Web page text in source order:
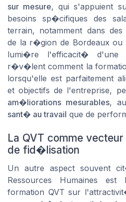
sur mesure, qui s'appuient
besoins sp�cifiques des
terrain, notamment dans des
de la r�gion de Bordeaux ou
lumi�re l'efficacit� d'une
r�v�lent comment la
lorsqu'elle est parfaitement
et objectifs de l'entreprise,
am�liorations mesurables,
sant� au travail que de
La QVT comme
de fid�lisation
Un autre aspect souvent
Ressources Humaines est
formation QVT sur